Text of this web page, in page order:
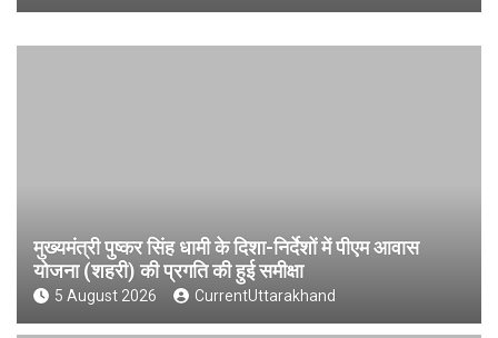
मुख्यमंत्री पुष्कर सिंह धामी के दिशा-निर्देशों में पीएम आवास
योजना (शहरी) की प्रगति की हुई समीक्षा
5 August 2026 CurrentUttarakhand